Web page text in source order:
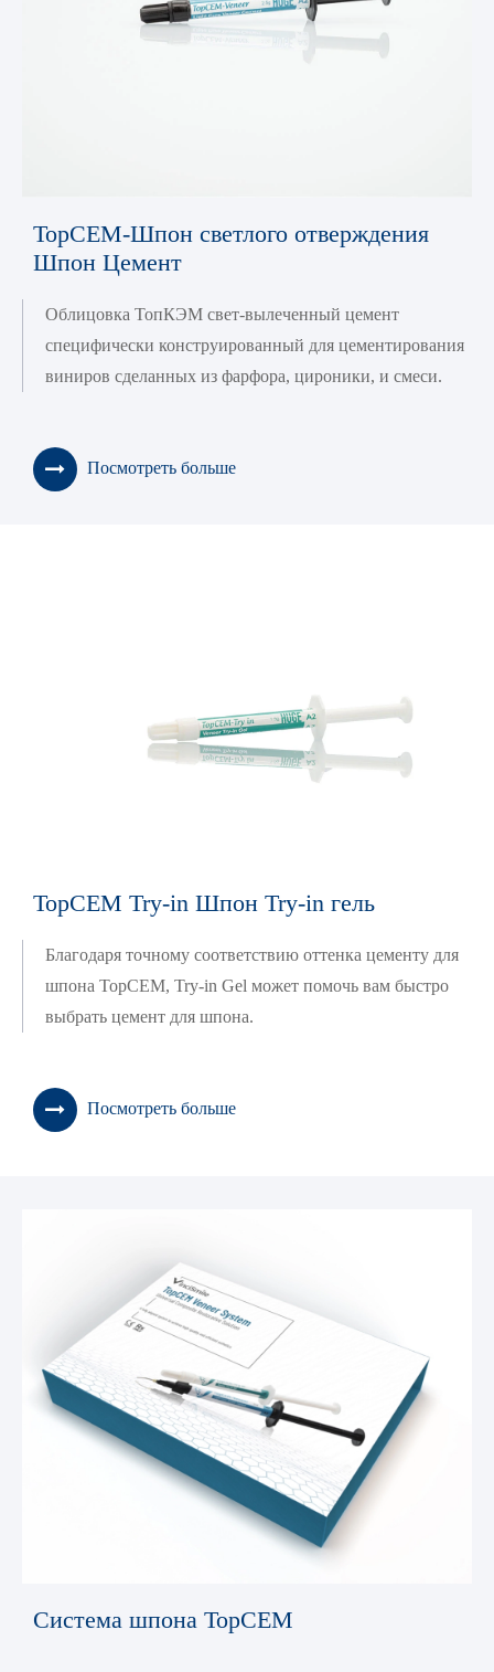
TopCEM-Шпон светлого отверждения
Шпон Цемент
Облицовка ТопКЭМ свет-вылеченный цемент
специфически конструированный для цементирования
виниров сделанных из фарфора, цироники, и смеси.
Посмотреть больше
TopCEM Try-in Шпон Try-in гель
Благодаря точному соответствию оттенка цементу для
шпона TopCEM, Try-in Gel может помочь вам быстро
выбрать цемент для шпона.
Посмотреть больше
Система шпона TopCEM